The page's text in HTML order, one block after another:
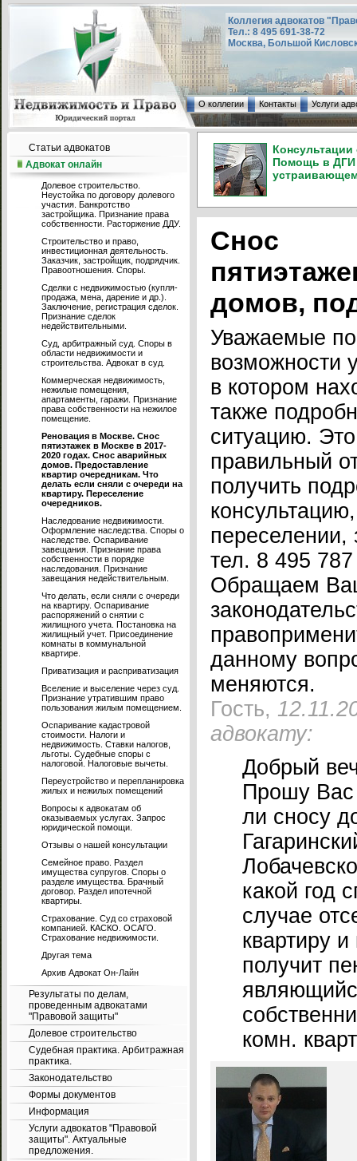
Коллегия адвокатов
Тел.: 8 495 691-38-72
Москва, Большой
О коллегии Контакты Услуги
Статьи адвокатов
Адвокат онлайн
Долевое строительство.
Неустойка по договору долевого
участия. Банкротство
застройщика. Признание права
собственности. Расторжение ДДУ.
Строительство и право,
инвестиционная деятельность.
Заказчик, застройщик, подрядчик.
Правоотношения. Споры.
Сделки с недвижимостью (купля-
продажа, мена, дарение и др.).
Заключение, регистрация сделок.
Признание сделок
недействительными.
Суд, арбитражный суд. Споры в
области недвижимости и
строительства. Адвокат в суд.
Коммерческая недвижимость,
нежилые помещения,
апартаменты, гаражи. Признание
права собственности на нежилое
помещение.
Реновация в Москве. Снос
пятиэтажек в Москве в 2017-
2020 годах. Снос аварийных
домов. Предоставление
квартир очередникам. Что
делать если сняли с очереди на
квартиру. Переселение
очередников.
Наследование недвижимости.
Оформление наследства. Споры о
наследстве. Оспаривание
завещания. Признание права
собственности в порядке
наследования. Признание
завещания недействительным.
Что делать, если сняли с очереди
на квартиру. Оспаривание
распоряжений о снятии с
жилищного учета. Постановка на
жилищный учет. Присоединение
комнаты в коммунальной
квартире.
Приватизация и расприватизация
Вселение и выселение через суд.
Признание утратившим право
пользования жилым помещением.
Оспаривание кадастровой
стоимости. Налоги и
недвижимость. Ставки налогов,
льготы. Судебные споры с
налоговой. Налоговые вычеты.
Переустройство и перепланировка
жилых и нежилых помещений
Вопросы к адвокатам об
оказываемых услугах. Запрос
юридической помощи.
Отзывы о нашей консультации
Семейное право. Раздел
имущества супругов. Споры о
разделе имущества. Брачный
договор. Раздел ипотечной
квартиры.
Страхование. Суд со страховой
компанией. КАСКО. ОСАГО.
Страхование недвижимости.
Другая тема
Архив Адвокат Он-Лайн
Результаты по делам,
проведенным адвокатами
"Правовой защиты"
Долевое строительство
Судебная практика. Арбитражная
практика.
Законодательство
Формы документов
Информация
Услуги адвокатов "Правовой
защиты". Актуальные
предложения.
Помощь в ДГИ
Снос
домов,
Уважаемые
возможности
в котором
также
ситуацию.
правильный
получить
переселении,
тел. 8 495
Обращаем
данному
меняются.
Гость,
адвокату:
Добрый
Прошу Вас
ли сносу
какой год
случае
квартиру
получит
комн.